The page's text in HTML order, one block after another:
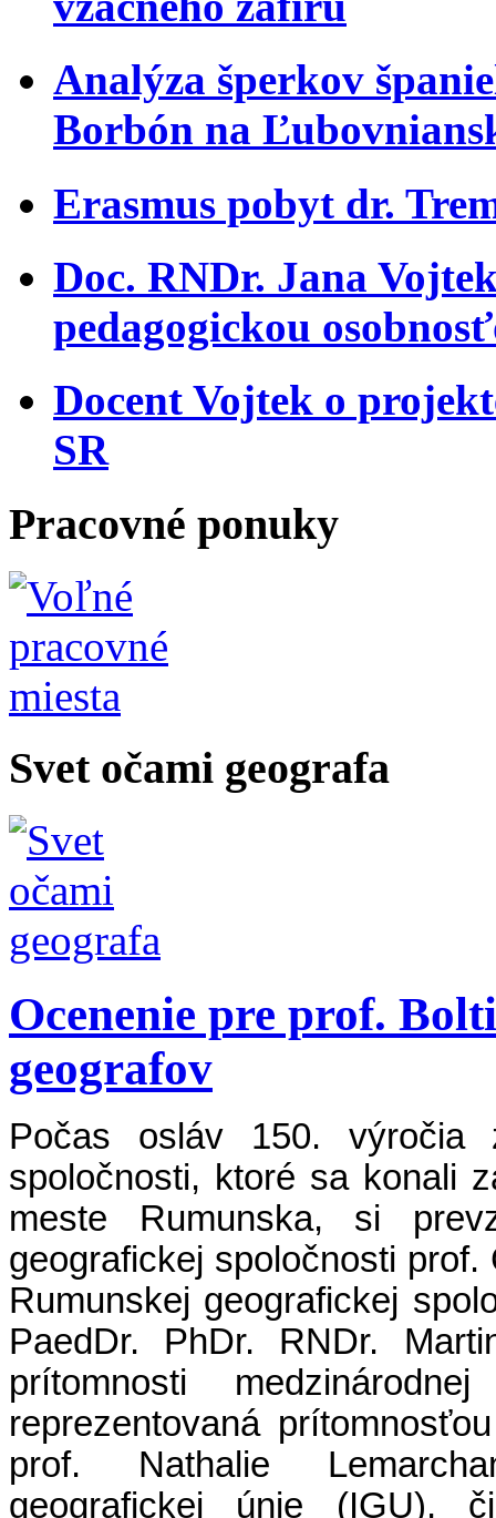
Analýza šperkov
Borbón na
Erasmus pobyt dr.
Doc. RNDr. Jana
pedagogickou
Docent Vojtek o
SR
Pracovné ponuky
Svet očami geografa
Ocenenie pre prof.
geografov
Počas osláv 150. výročia
spoločnosti, ktoré sa konali
meste Rumunska, si
geografickej spoločnosti
Rumunskej geografickej
PaedDr. PhDr. RNDr.
prítomnosti
reprezentovaná
prof. Nathalie
geografickej únie (IGU),